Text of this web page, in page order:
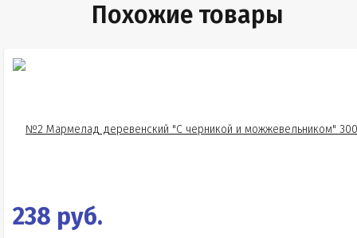
Похожие товары
238 руб.